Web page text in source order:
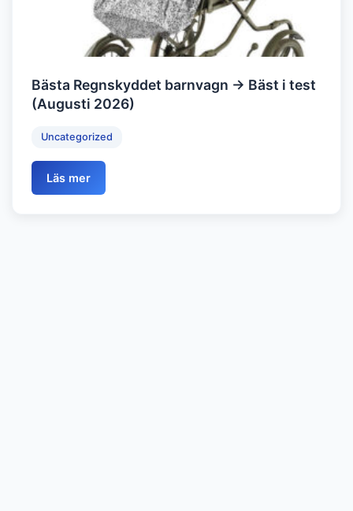
Bästa Regnskyddet barnvagn → Bäst i test
(Augusti 2026)
Uncategorized
Läs mer